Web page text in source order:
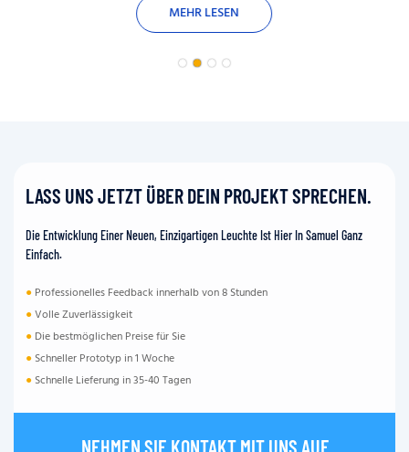
MEHR LESEN
LASS UNS JETZT ÜBER DEIN PROJEKT SPRECHEN.
Die Entwicklung Einer Neuen, Einzigartigen Leuchte Ist Hier In Samuel Ganz
Einfach.
● Professionelles Feedback innerhalb von 8 Stunden
●Volle Zuverlässigkeit
● Die bestmöglichen Preise für Sie
● Schneller Prototyp in 1 Woche
● Schnelle Lieferung in 35-40 Tagen
NEHMEN SIE KONTAKT MIT UNS AUF